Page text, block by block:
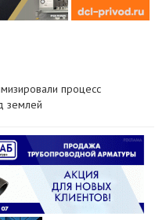
процесс
землей